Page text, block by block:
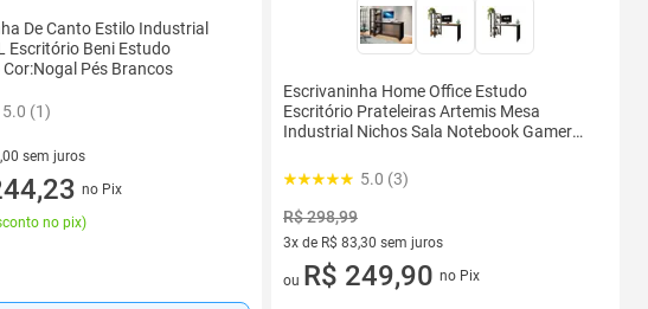
De Canto Estilo Industrial
Escritório Beni Estudo
Pés Brancos
5.0 (1)
sem juros
sem jurosno Pix
no pix)
Escrivaninha Home Office Estudo
Escritório Prateleiras Artemis Mesa
Industrial Nichos Sala Notebook Gamer
5.0 (3)
R$ 298,99
3x de R$ 83,30 sem juros
3 vez de R$ 83,30 sem juros
ou R$ 249,90 no Pix